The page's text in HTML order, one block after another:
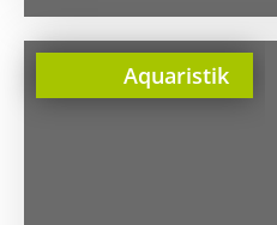
Aquaristik